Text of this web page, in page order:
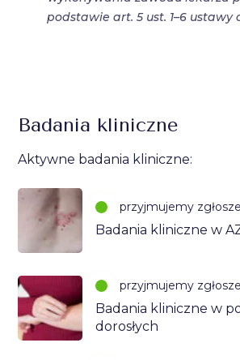
podstawie art. 5 ust. 1–6 ustawy
Badania kliniczne
Aktywne badania kliniczne:
przyjmujemy
Badania kliniczne w
przyjmujemy
Badania kliniczne w
dorosłych